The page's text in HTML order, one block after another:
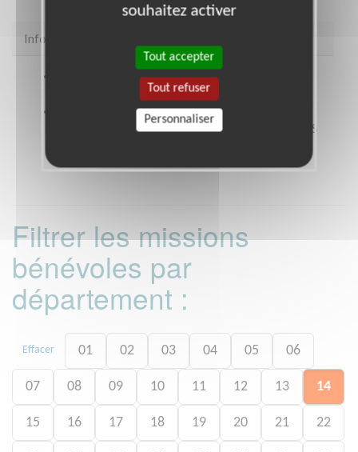
Infos pratiques
https://www.facebook.com/telethon18?
Pôle commercial et Tertiaire de la
Chancellerie 70 avenue de la Libération BOURGES
Filtrer les missions
bénévoles par
département :
Effacer 01 02 03 04 05 06
07 08 09 10 11 12 13 14
15 16 17 18 19 20 21 22
souhaitez activer
Tout accepter
Tout refuser
Personnaliser